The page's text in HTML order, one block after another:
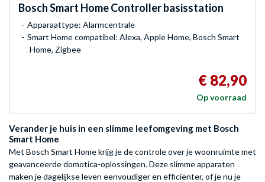
BoschSmart Home Controller basisstation
Apparaattype: Alarmcentrale
Smart Home compatibel: Alexa, Apple Home, Bosch Smart
Home, Zigbee
€ 82,90
Op voorraad
Verander je huis in een slimme leefomgeving met Bosch
Smart Home
Met Bosch Smart Home krijg je de controle over je woonruimte met
geavanceerde domotica-oplossingen. Deze slimme apparaten
maken je dagelijkse leven eenvoudiger en efficiënter, of je nu je